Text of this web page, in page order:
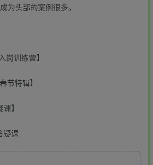
为头部的案例很多。
岗训练营】
节特辑】
】
疑课